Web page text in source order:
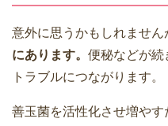
意外に思うかもしれません
にあります。 便秘などが続
トラブルにつながります。
善玉菌を活性化させ増や